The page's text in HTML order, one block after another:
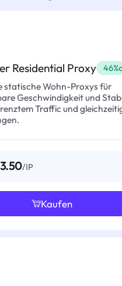
Residential Proxy
statische Wohn-Proxys für
Geschwindigkeit und
Traffic und
/IP
Kaufen